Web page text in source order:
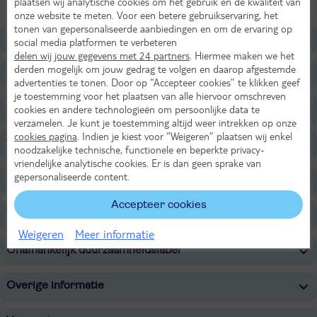
Ligging
Restaurants/Bars
Zwembaden
Wellness
Sport & Activiteiten
Voor de kinderen
Onafhankelijk duurzaamheidslabel
Overige informatie
onze website te meten. Voor een betere gebruikservaring, het
tonen van gepersonaliseerde aanbiedingen en om de ervaring op
social media platformen te verbeteren
delen wij jouw gegevens met 24 partners . Hiermee maken we het
derden mogelijk om jouw gedrag te volgen en daarop afgestemde
advertenties te tonen. Door op “Accepteer cookies” te klikken geef
je toestemming voor het plaatsen van alle hiervoor omschreven
cookies en andere technologieën om persoonlijke data te
verzamelen. Je kunt je toestemming altijd weer intrekken op onze
cookies pagina . Indien je kiest voor “Weigeren” plaatsen wij enkel
noodzakelijke technische, functionele en beperkte privacy-
vriendelijke analytische cookies. Er is dan geen sprake van
gepersonaliseerde content.
Accepteer cookies
Weigeren Meer informatie